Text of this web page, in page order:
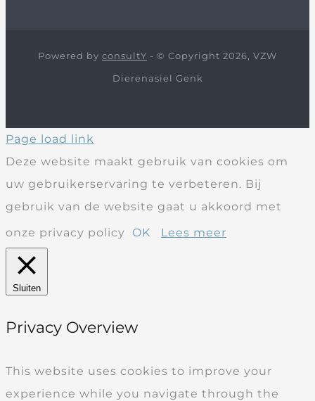
Powered by consultY - © Copyright 2026, VZW
Dierenasiel Genk
Page load link
Deze website maakt gebruik van cookies om
uw gebruikerservaring te verbeteren. Bij
gebruik van de website gaat u akkoord met
onze privacy policy
OK Lees meer
Sluiten
Privacy Overview
This website uses cookies to improve your
experience while you navigate through the